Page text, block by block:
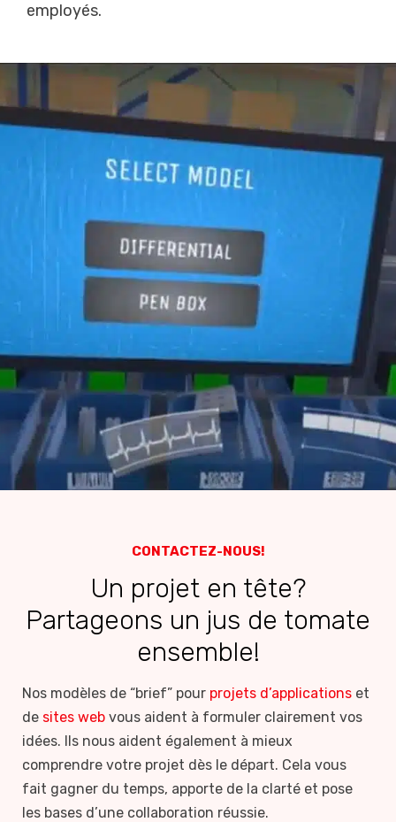
employés.
CONTACTEZ-NOUS!
Un projet en tête?
Partageons un jus de tomate
ensemble!
Nos modèles de “brief” pour projets d’applications et
de sites web vous aident à formuler clairement vos
idées. Ils nous aident également à mieux
comprendre votre projet dès le départ. Cela vous
fait gagner du temps, apporte de la clarté et pose
les bases d’une collaboration réussie.